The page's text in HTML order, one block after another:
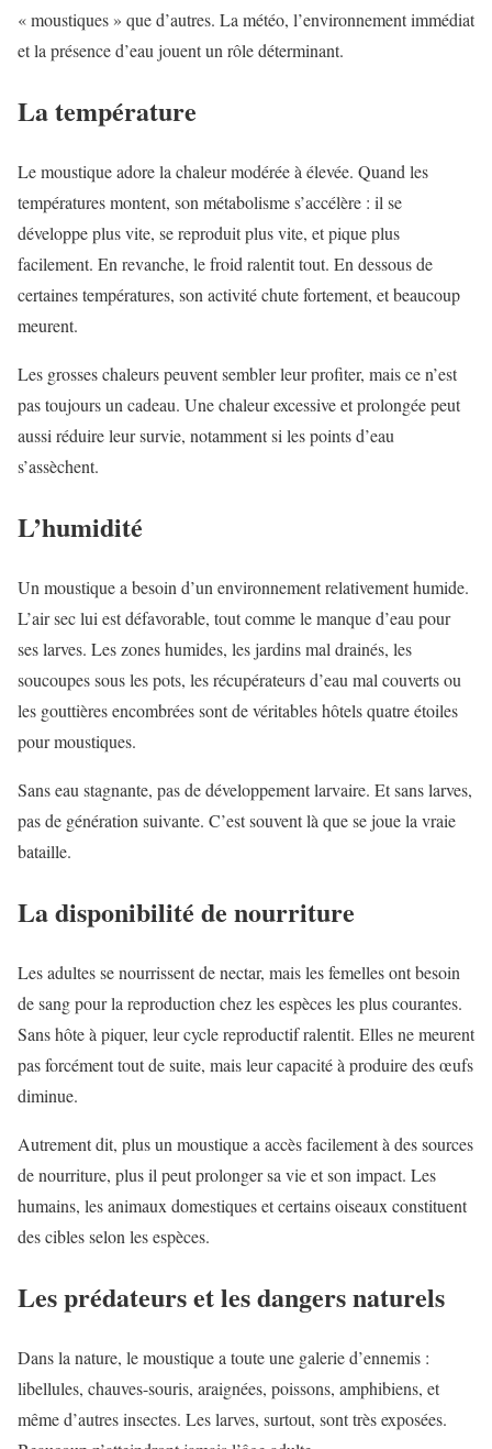
« moustiques » que d’autres. La météo, l’environnement immédiat
et la présence d’eau jouent un rôle déterminant.
La température
Le moustique adore la chaleur modérée à élevée. Quand les
températures montent, son métabolisme s’accélère : il se
développe plus vite, se reproduit plus vite, et pique plus
facilement. En revanche, le froid ralentit tout. En dessous de
certaines températures, son activité chute fortement, et beaucoup
meurent.
Les grosses chaleurs peuvent sembler leur profiter, mais ce n’est
pas toujours un cadeau. Une chaleur excessive et prolongée peut
aussi réduire leur survie, notamment si les points d’eau
s’assèchent.
L’humidité
Un moustique a besoin d’un environnement relativement humide.
L’air sec lui est défavorable, tout comme le manque d’eau pour
ses larves. Les zones humides, les jardins mal drainés, les
soucoupes sous les pots, les récupérateurs d’eau mal couverts ou
les gouttières encombrées sont de véritables hôtels quatre étoiles
pour moustiques.
Sans eau stagnante, pas de développement larvaire. Et sans larves,
pas de génération suivante. C’est souvent là que se joue la vraie
bataille.
La disponibilité de nourriture
Les adultes se nourrissent de nectar, mais les femelles ont besoin
de sang pour la reproduction chez les espèces les plus courantes.
Sans hôte à piquer, leur cycle reproductif ralentit. Elles ne meurent
pas forcément tout de suite, mais leur capacité à produire des œufs
diminue.
Autrement dit, plus un moustique a accès facilement à des sources
de nourriture, plus il peut prolonger sa vie et son impact. Les
humains, les animaux domestiques et certains oiseaux constituent
des cibles selon les espèces.
Les prédateurs et les dangers naturels
Dans la nature, le moustique a toute une galerie d’ennemis :
libellules, chauves-souris, araignées, poissons, amphibiens, et
même d’autres insectes. Les larves, surtout, sont très exposées.